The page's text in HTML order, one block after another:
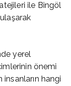
ile Bingöl
yerel
önemi
hangi